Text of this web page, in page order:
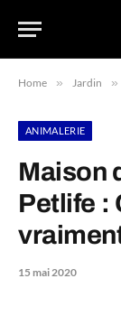
Home » Jardin »
ANIMALERIE
Maison
Petlife :
15 mai 2020